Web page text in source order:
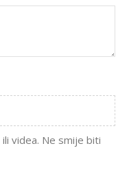
videa. Ne smije biti